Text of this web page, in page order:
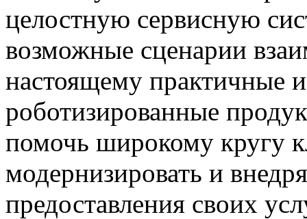
целостную сервисную
возможные сценарии
настоящему практичные
роботизированные
помочь широкому кругу
модернизировать и
предоставления своих